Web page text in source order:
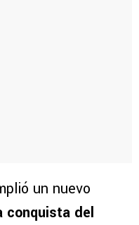
un nuevo
conquista del